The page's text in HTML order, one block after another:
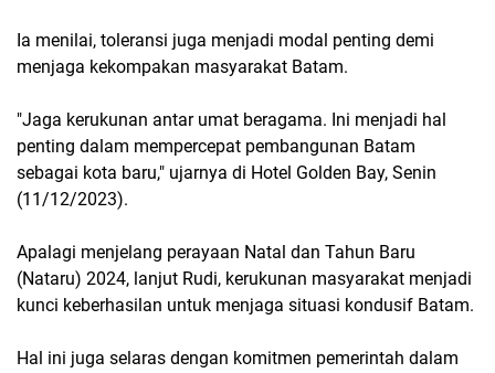
Ia menilai, toleransi juga menjadi modal penting demi
menjaga kekompakan masyarakat Batam.
"Jaga kerukunan antar umat beragama. Ini menjadi hal
penting dalam mempercepat pembangunan Batam
sebagai kota baru," ujarnya di Hotel Golden Bay, Senin
(11/12/2023).
Apalagi menjelang perayaan Natal dan Tahun Baru
(Nataru) 2024, lanjut Rudi, kerukunan masyarakat menjadi
kunci keberhasilan untuk menjaga situasi kondusif Batam.
Hal ini juga selaras dengan komitmen pemerintah dalam